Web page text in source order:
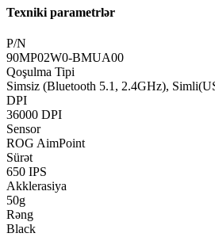
Texniki parametrlər
P/N
90MP02W0-BMUA00
Qoşulma Tipi
Simsiz (Bluetooth 5.1, 2.4GHz),
DPI
36000 DPI
Sensor
ROG AimPoint
Sürət
650 IPS
Akklerasiya
50g
Rəng
Black